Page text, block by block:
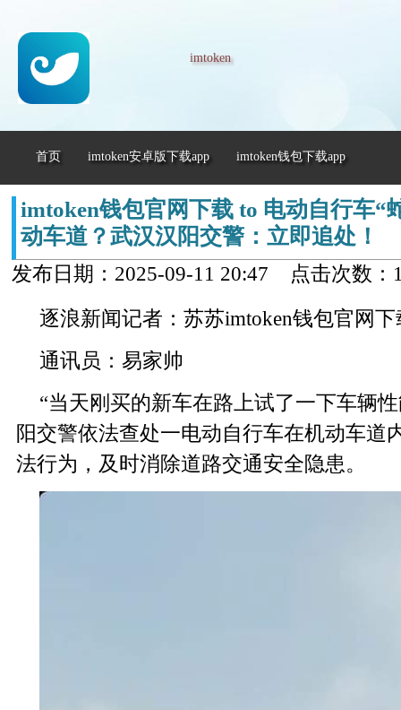
imtoken
首页 imtoken安卓版下载app imtoken钱包下载app
imtoken钱包官网下载 to 电动自行车“
动车道？武汉汉阳交警：立即追处！
发布日期：2025-09-11 20:47 点击次数：
逐浪新闻记者：苏苏imtoken钱包官网下
通讯员：易家帅
“当天刚买的新车在路上试了一下车辆
阳交警依法查处一电动自行车在机动车道
法行为，及时消除道路交通安全隐患。